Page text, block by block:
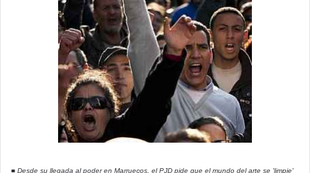
■ Desde su llegada al poder en Marruecos, el PJD pide que el mundo del arte se 'limpie'